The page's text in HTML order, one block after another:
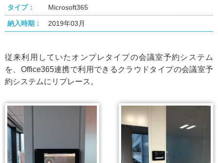
タイプ： Microsoft365
納入時期： 2019年03月
従来利用していたオンプレタイプの会議室予約システム
を、Office365連携で利用できるクラウドタイプの会議室予
約システムにリプレース。